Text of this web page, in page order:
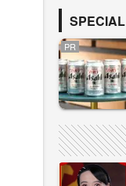
SPECIAL
PR